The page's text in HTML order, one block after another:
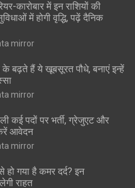
कारोबार में इन राशियों की
में होगी वृद्धि, पढ़ें दैनिक
mirror
के बढ़ते हैं ये खूबसूरत पौधे, बनाएं इन्‍हें
mirror
कई पदों पर भर्ती, ग्रेजुएट और
आवेदन
mirror
गया है कमर दर्द? इन
राहत